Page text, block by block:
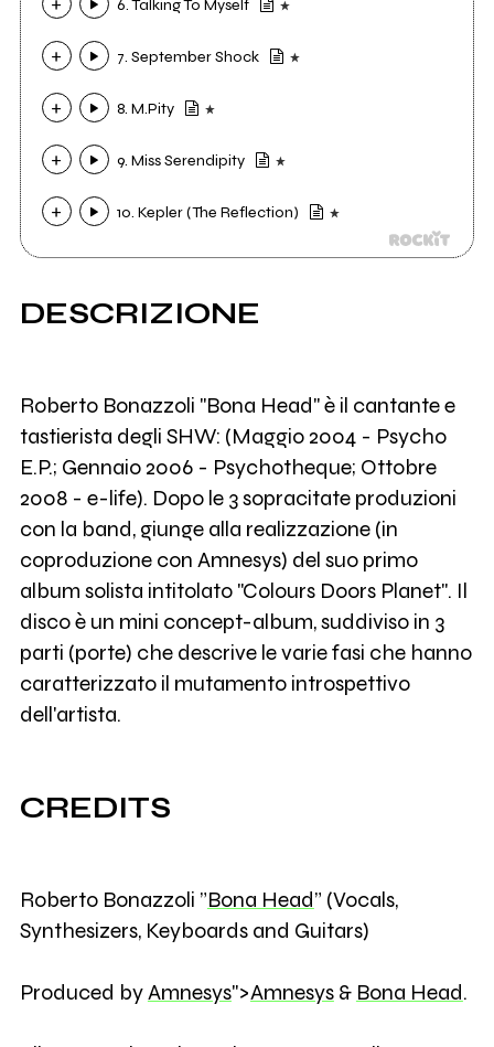
6. Talking To Myself
7. September Shock
8. M.Pity
9. Miss Serendipity
10. Kepler (The Reflection)
DESCRIZIONE
Roberto Bonazzoli "Bona Head" è il cantante e
tastierista degli SHW: (Maggio 2004 - Psycho
E.P.; Gennaio 2006 - Psychotheque; Ottobre
2008 - e-life). Dopo le 3 sopracitate produzioni
con la band, giunge alla realizzazione (in
coproduzione con Amnesys) del suo primo
album solista intitolato "Colours Doors Planet". Il
disco è un mini concept-album, suddiviso in 3
parti (porte) che descrive le varie fasi che hanno
caratterizzato il mutamento introspettivo
dell'artista.
CREDITS
Roberto Bonazzoli ”Bona Head” (Vocals,
Synthesizers, Keyboards and Guitars)
Produced byAmnesys">Amnesys& Bona Head.